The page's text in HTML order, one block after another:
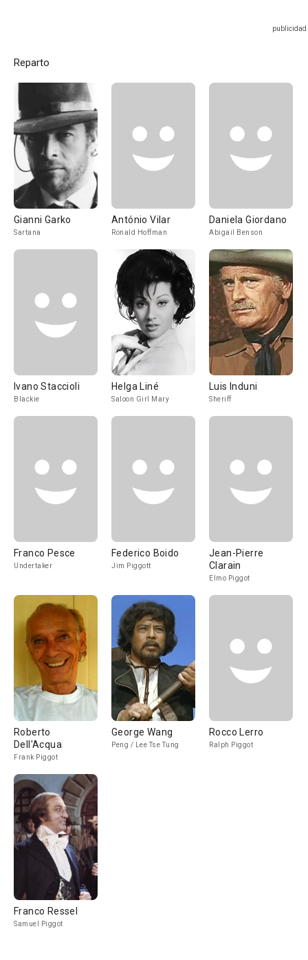
Reparto
Gianni Garko
Sartana
António Vilar
Ronald Hoffman
Daniela Giordano
Abigail Benson
Ivano Staccioli
Blackie
Helga Liné
Saloon Girl Mary
Luis Induni
Sheriff
Franco Pesce
Undertaker
Federico Boido
Jim Piggott
Jean-Pierre
Clarain
Elmo Piggot
Roberto
Dell'Acqua
Frank Piggot
George Wang
Peng / Lee Tse Tung
Rocco Lerro
Ralph Piggot
Franco Ressel
Samuel Piggot